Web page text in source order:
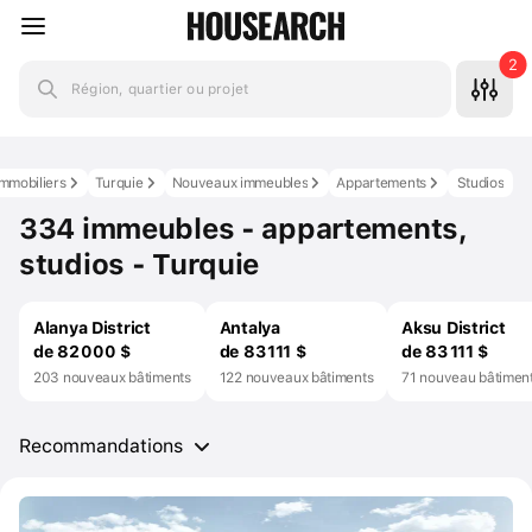
Région, quartier ou projet
2
Studios
Appartements
Nouveaux immeubles
Turquie
334 immeubles - appartements,
studios - Turquie
Alanya District
de 82 000 $
203 nouveaux bâtiments
Antalya
de 83 111 $
122 nouveaux bâtiments
Aksu District
de 83 111 $
71 nouveau
Recommandations